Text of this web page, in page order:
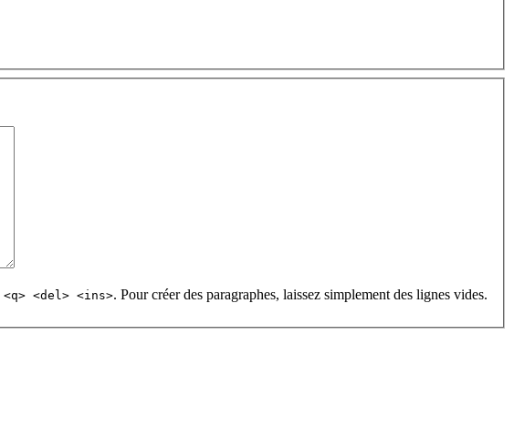
<q> <del> <ins>. Pour créer des paragraphes, laissez simplement des lignes vides.